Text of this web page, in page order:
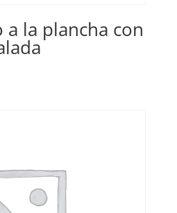
a la plancha con